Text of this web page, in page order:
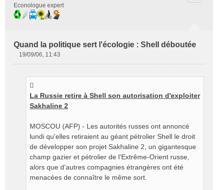
Econologue expert
Quand la politique sert l'écologie : Shell déboutée
19/09/06, 11:43
La Russie retire à Shell son autorisation d'exploiter
Sakhaline 2
MOSCOU (AFP) - Les autorités russes ont annoncé
lundi qu'elles retiraient au géant pétrolier Shell le droit
de développer son projet Sakhaline 2, un gigantesque
champ gazier et pétrolier de l'Extrême-Orient russe,
alors que d'autres compagnies étrangères ont été
menacées de connaître le même sort.